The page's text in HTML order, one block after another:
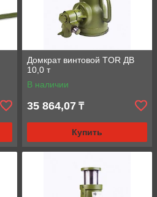
Домкрат винтовой TOR ДВ
10,0 т
В наличии
35 864,07 ₸
Купить